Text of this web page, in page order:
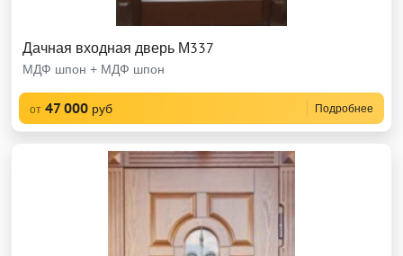
Дачная входная дверь М337
МДФ шпон + МДФ шпон
от 47 000 руб Подробнее